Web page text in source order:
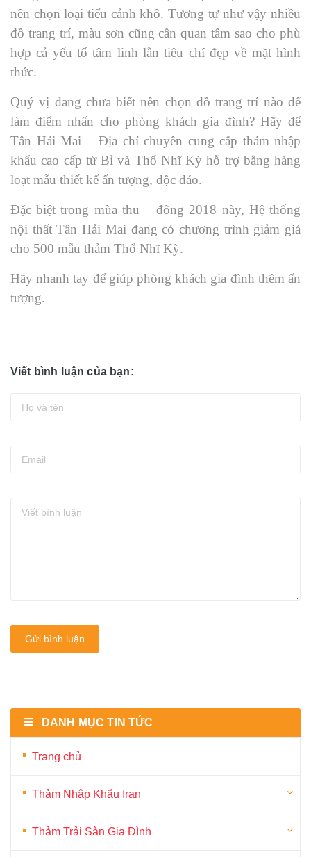
nên chọn loại tiểu cảnh khô. Tương tự như vậy nhiều
đồ trang trí, màu sơn cũng cần quan tâm sao cho phù
hợp cả yếu tố tâm linh lẫn tiêu chí đẹp về mặt hình
thức.
Quý vị đang chưa biết nên chọn đồ trang trí nào để
làm điểm nhấn cho phòng khách gia đình? Hãy để
Tân Hải Mai – Địa chỉ chuyên cung cấp thảm nhập
khẩu cao cấp từ Bỉ và Thổ Nhĩ Kỳ hỗ trợ bằng hàng
loạt mẫu thiết kế ấn tượng, độc đáo.
Đặc biệt trong mùa thu – đông 2018 này, Hệ thống
nội thất Tân Hải Mai đang có chương trình giảm giá
cho 500 mẫu thảm Thổ Nhĩ Kỳ.
Hãy nhanh tay để giúp phòng khách gia đình thêm ấn
tượng.
Viết bình luận của bạn:
Gửi bình luận
DANH MỤC TIN TỨC
Trang chủ
Thảm Nhập Khẩu Iran
Thảm Trải Sàn Gia Đình